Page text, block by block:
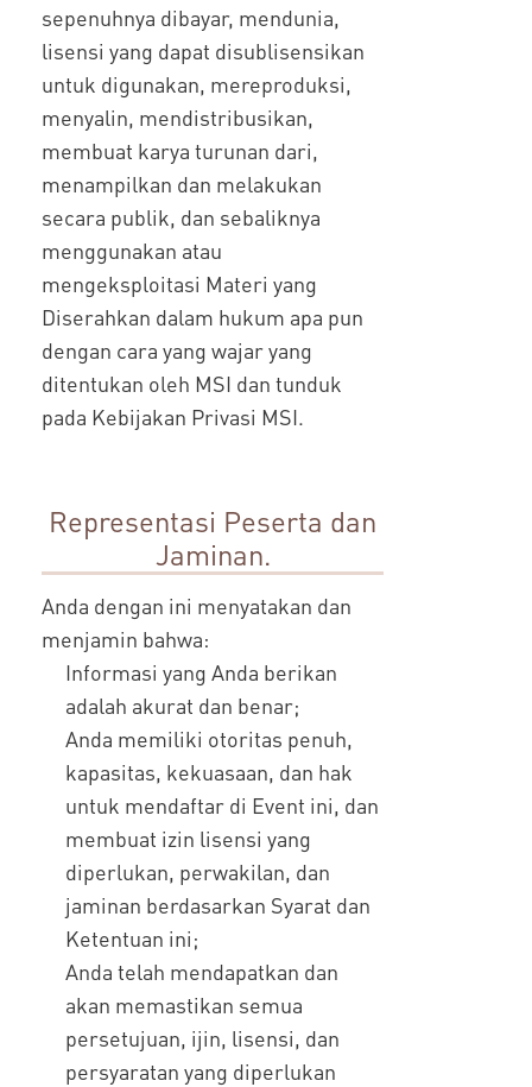
sepenuhnya dibayar, mendunia,
lisensi yang dapat disublisensikan
untuk digunakan, mereproduksi,
menyalin, mendistribusikan,
membuat karya turunan dari,
menampilkan dan melakukan
secara publik, dan sebaliknya
menggunakan atau
mengeksploitasi Materi yang
Diserahkan dalam hukum apa pun
dengan cara yang wajar yang
ditentukan oleh MSI dan tunduk
pada Kebijakan Privasi MSI.
Representasi Peserta dan
Jaminan.
Anda dengan ini menyatakan dan
menjamin bahwa:
Informasi yang Anda berikan
adalah akurat dan benar;
Anda memiliki otoritas penuh,
kapasitas, kekuasaan, dan hak
untuk mendaftar di Event ini, dan
membuat izin lisensi yang
diperlukan, perwakilan, dan
jaminan berdasarkan Syarat dan
Ketentuan ini;
Anda telah mendapatkan dan
akan memastikan semua
persetujuan, ijin, lisensi, dan
persyaratan yang diperlukan